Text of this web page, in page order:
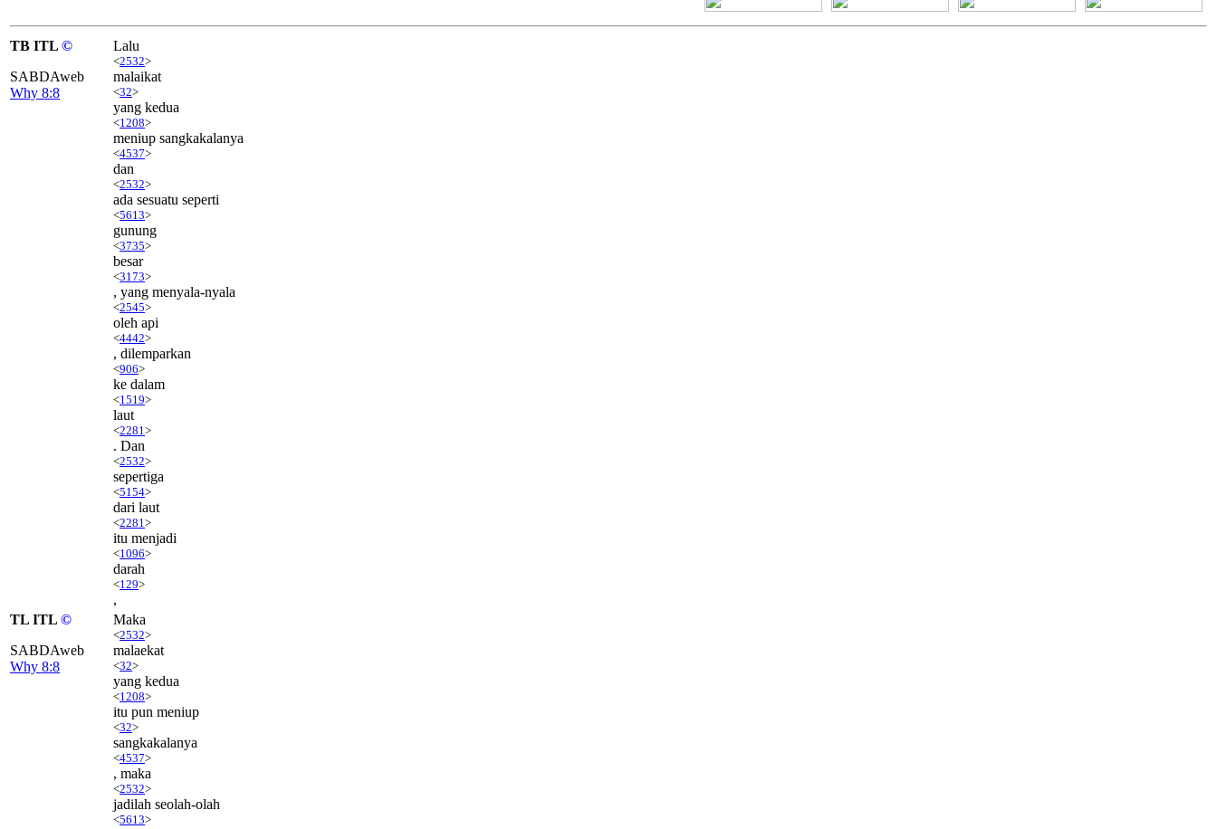
TB ITL ©
SABDAweb
Why 8:8
Lalu
<2532>
malaikat
<32>
yang kedua
<1208>
meniup sangkakalanya
<4537>
dan
<2532>
ada sesuatu seperti
<5613>
gunung
<3735>
besar
<3173>
, yang menyala-nyala
<2545>
oleh api
<4442>
, dilemparkan
<906>
ke dalam
<1519>
laut
<2281 >
. Dan
<2532>
sepertiga
<5154>
dari laut
<2281 >
itu menjadi
<1096>
darah
<129>
,
TL ITL ©
SABDAweb
Why 8:8
Maka
<2532>
malaekat
<32>
yang kedua
<1208>
itu pun meniup
<32>
sangkakalanya
<4537>
, maka
<2532>
jadilah seolah-olah
<5613>